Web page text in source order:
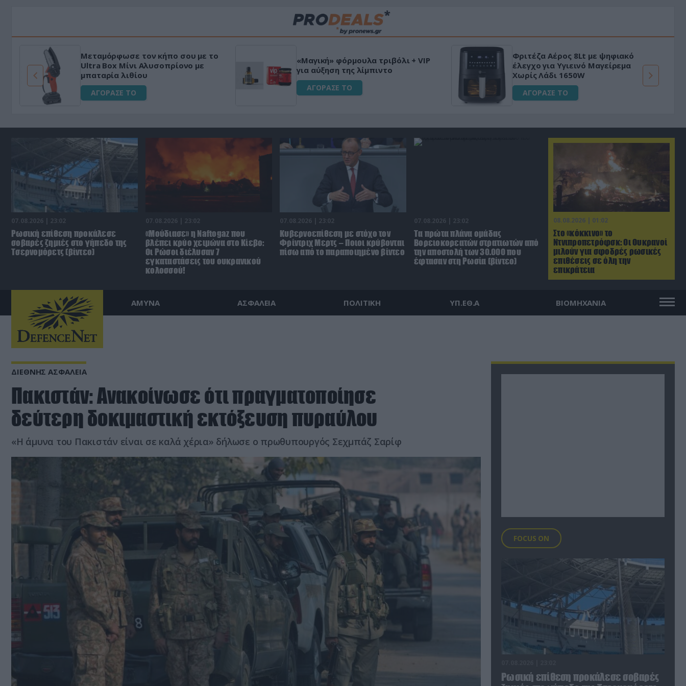
Μεταμόρφωσε τον κήπο σου με το
Ultra Box Μίνι Αλυσοπρίονο με
μπαταρία λιθίου
ΑΓΟΡΑΣΕ ΤΟ
«Μαγική» φόρμουλα τριβόλι + VIP
για αύξηση της λίμπιντο
ΑΓΟΡΑΣΕ ΤΟ
Φριτέζα Αέρος 8Lt με ψηφιακό
έλεγχο για Υγιεινό Μαγείρεμα
Χωρίς Λάδι 1650W
ΑΓΟΡΑΣΕ ΤΟ
08.08.2026 | 01:02
Στο «κόκκινο» το
Ντνιπροπετρόφσκ: Οι Ουκρανοί
μιλούν για σφοδρές ρωσικές
επιθέσεις σε όλη την
επικράτεια
07.08.2026 | 23:02
Ρωσική επίθεση προκάλεσε
σοβαρές ζημιές στο γήπεδο της
Τσερνομόρετς (βίντεο)
07.08.2026 | 23:02
«Μούδιασε» η Naftogaz που
βλέπει κρύο χειμώνα στο Κίεβο:
Οι Ρώσοι διέλυσαν 7
εγκαταστάσεις του ουκρανικού
κολοσσού!
07.08.2026 | 23:02
Κυβερνοεπίθεση με στόχο τον
Φρίντριχ Μερτς – Ποιοι κρύβονται
πίσω από το παραποιημένο βίντεο
07.08.2026 | 23:02
Τα πρώτα πλάνα ομάδας
Βορειοκορεατών στρατιωτών από
την αποστολή των 30.000 που
έφτασαν στη Ρωσία (βίντεο)
ΑΜΥΝΑ ΑΣΦΑΛΕΙΑ ΠΟΛΙΤΙΚΗ ΥΠ.ΕΘ.Α ΒΙΟΜΗΧΑΝΙΑ
ΔΙΕΘΝΗΣ ΑΣΦΑΛΕΙΑ
Πακιστάν: Ανακοίνωσε ότι πραγματοποίησε
δεύτερη δοκιμαστική εκτόξευση πυραύλου
«Η άμυνα του Πακιστάν είναι σε καλά χέρια» δήλωσε ο πρωθυπουργός Σεχμπάζ Σαρίφ
FOCUS ON
Ρωσική επίθεση προκάλεσε σοβαρές